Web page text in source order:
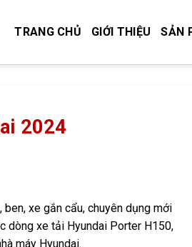
TRANG CHỦ GIỚI THIỆU SẢN
2024
xe gắn cẩu, chuyên dụng mới
dòng xe tải Hyundai Porter H150,
máy Hyundai.